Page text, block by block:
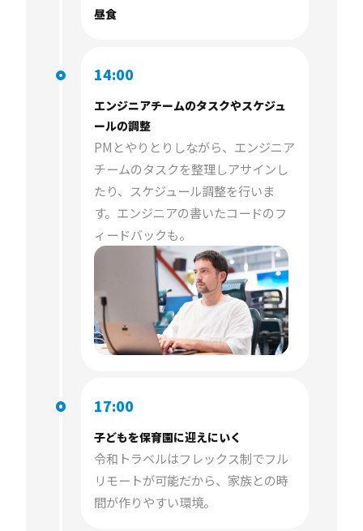
昼食
14:00
エンジニアチームのタスクやスケジュ
ールの調整
PMとやりとりしながら、エンジニア
チームのタスクを整理しアサインし
たり、スケジュール調整を行いま
す。エンジニアの書いたコードのフ
ィードバックも。
17:00
子どもを保育園に迎えにいく
令和トラベルはフレックス制でフル
リモートが可能だから、家族との時
間が作りやすい環境。